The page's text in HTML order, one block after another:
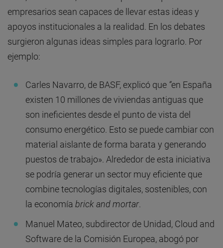
empresarios sean capaces de llevar estas ideas y
apoyos institucionales a la realidad. En los debates
surgieron algunas ideas simples para lograrlo. Por
ejemplo:
Carles Navarro, de BASF, explicó que “en España
existen 10 millones de viviendas antiguas que
son ineficientes desde el punto de vista del
consumo energético. Esto se puede cambiar con
material aislante de forma barata y generando
puestos de trabajo». Alrededor de esta iniciativa
se podría generar un sector muy eficiente que
combine tecnologías digitales, sostenibles, con
la economía brick and mortar.
Manuel Mateo, subdirector de Unidad, Cloud and
Software de la Comisión Europea, abogó por